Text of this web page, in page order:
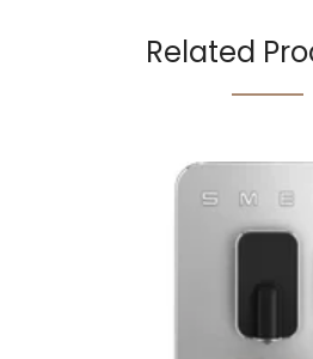
Related